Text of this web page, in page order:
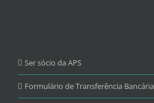
Ser sócio da APS
Formulário de Transferência Bancária